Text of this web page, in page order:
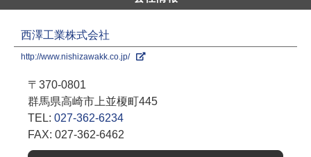
西澤工業株式会社
http://www.nishizawakk.co.jp/
〒370-0801
群馬県高崎市上並榎町445
TEL: 027-362-6234
FAX: 027-362-6462